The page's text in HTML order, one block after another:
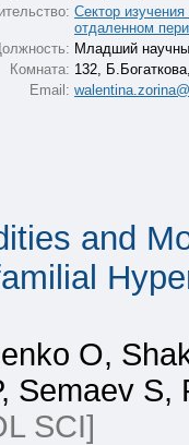
Сектор
отдаленном
Младший
Комната: 132,
Email:
and
O,
Semaev S,
SCI]